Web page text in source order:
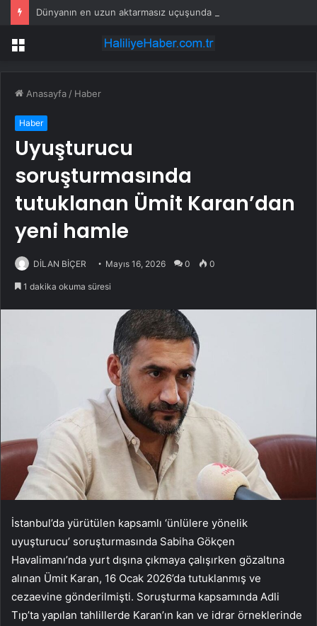
Menü
Anasayfa / Haber
Haber
Uyuşturucu
soruşturmasında
tutuklanan Ümit Karan’dan
yeni hamle
DİLAN BİÇER Mayıs 16, 2026 0 0
1 dakika okuma süresi
İstanbul’da yürütülen kapsamlı ‘ünlülere yönelik
uyuşturucu’ soruşturmasında Sabiha Gökçen
Havalimanı’nda yurt dışına çıkmaya çalışırken gözaltına
alınan Ümit Karan, 16 Ocak 2026’da tutuklanmış ve
cezaevine gönderilmişti. Soruşturma kapsamında Adli
Tıp’ta yapılan tahlillerde Karan’ın kan ve idrar örneklerinde